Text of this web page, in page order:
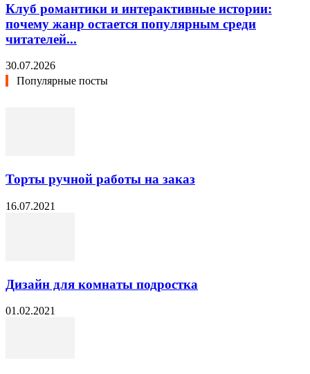
Клуб романтики и интерактивные истории:
почему жанр остается популярным среди
читателей...
30.07.2026
Популярные посты
Торты ручной работы на заказ
16.07.2021
Дизайн для комнаты подростка
01.02.2021